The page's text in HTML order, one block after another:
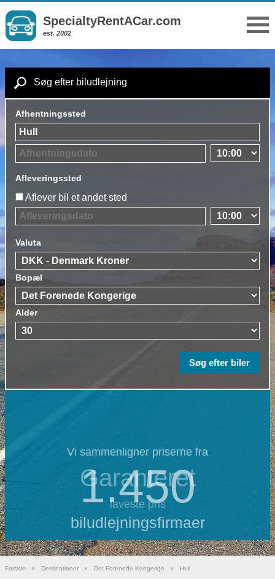
SpecialtyRentACar.com
est. 2002
Søg efter biludlejning
Afhentningssted
Afleveringssted
Aflever bil et andet sted
Valuta
Bopæl
Alder
Vi sammenligner priserne fra
1.450
biludlejningsfirmaer
Garanteret
laveste pris
Forside » Destinationer » Det Forenede Kongerige » Hull